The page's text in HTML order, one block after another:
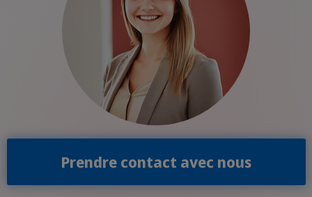
Prendre contact avec nous